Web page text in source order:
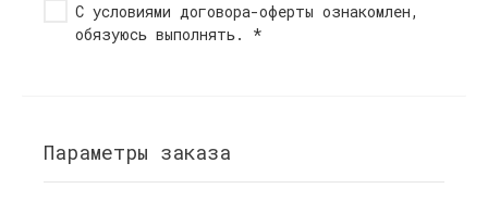
С условиями договора-оферты ознакомлен,
обязуюсь выполнять. *
Параметры заказа